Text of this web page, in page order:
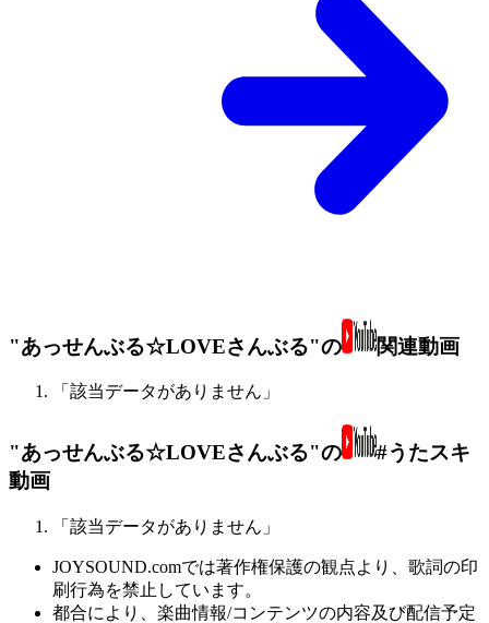
"あっせんぶる☆LOVEさんぶる"の 関連動画
「該当データがありません」
"あっせんぶる☆LOVEさんぶる"の
#うたスキ
動画
「該当データがありません」
JOYSOUND.comでは著作権保護の観点より、歌詞の印
刷行為を禁止しています。
都合により、楽曲情報/コンテンツの内容及び配信予定